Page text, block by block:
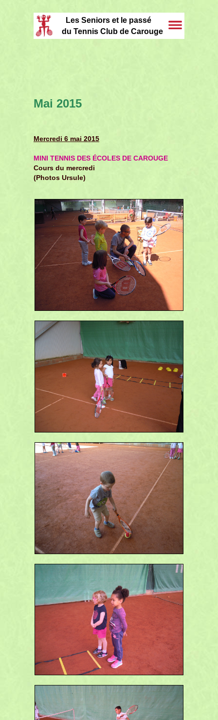
Les Seniors et le passé
du Tennis Club de Carouge
Mai 2015
Mercredi 6 mai 2015
MINI TENNIS DES ÉCOLES DE CAROUGE
Cours du mercredi
(Photos Ursule)